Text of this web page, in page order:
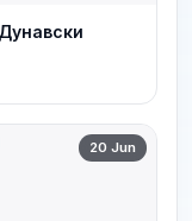
20 Jun